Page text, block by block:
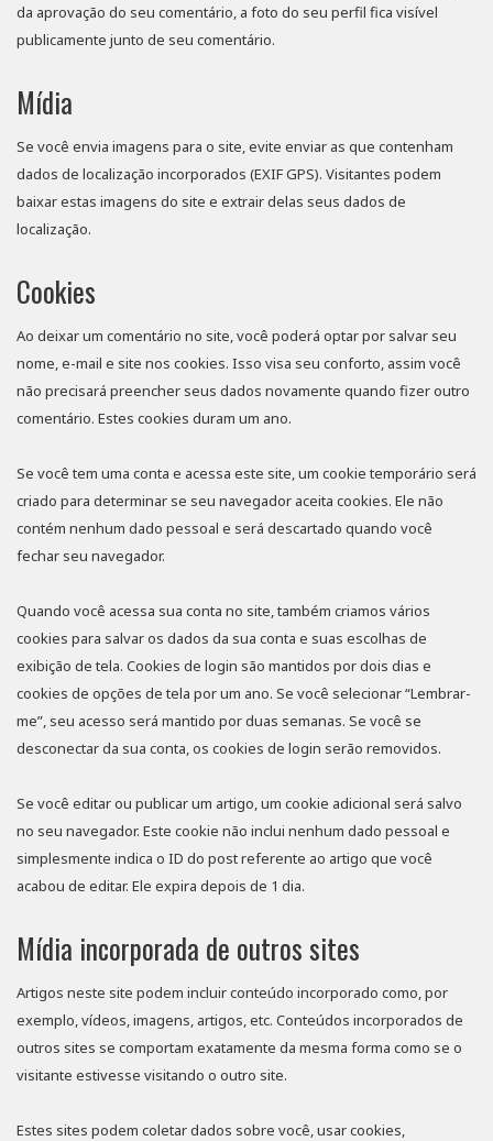
da aprovação do seu comentário, a foto do seu perfil fica visível
publicamente junto de seu comentário.
Mídia
Se você envia imagens para o site, evite enviar as que contenham
dados de localização incorporados (EXIF GPS). Visitantes podem
baixar estas imagens do site e extrair delas seus dados de
localização.
Cookies
Ao deixar um comentário no site, você poderá optar por salvar seu
nome, e-mail e site nos cookies. Isso visa seu conforto, assim você
não precisará preencher seus dados novamente quando fizer outro
comentário. Estes cookies duram um ano.
Se você tem uma conta e acessa este site, um cookie temporário será
criado para determinar se seu navegador aceita cookies. Ele não
contém nenhum dado pessoal e será descartado quando você
fechar seu navegador.
Quando você acessa sua conta no site, também criamos vários
cookies para salvar os dados da sua conta e suas escolhas de
exibição de tela. Cookies de login são mantidos por dois dias e
cookies de opções de tela por um ano. Se você selecionar “Lembrar-
me”, seu acesso será mantido por duas semanas. Se você se
desconectar da sua conta, os cookies de login serão removidos.
Se você editar ou publicar um artigo, um cookie adicional será salvo
no seu navegador. Este cookie não inclui nenhum dado pessoal e
simplesmente indica o ID do post referente ao artigo que você
acabou de editar. Ele expira depois de 1 dia.
Mídia incorporada de outros sites
Artigos neste site podem incluir conteúdo incorporado como, por
exemplo, vídeos, imagens, artigos, etc. Conteúdos incorporados de
outros sites se comportam exatamente da mesma forma como se o
visitante estivesse visitando o outro site.
Estes sites podem coletar dados sobre você, usar cookies,